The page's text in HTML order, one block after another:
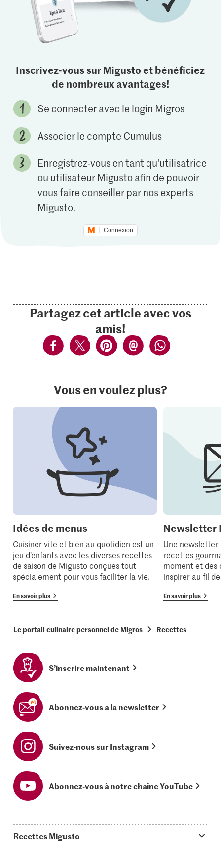
Inscrivez-vous sur Migusto et bénéficiez
de nombreux avantages!
Se connecter avec le login Migros
Associer le compte Cumulus
Enregistrez-vous en tant qu'utilisatrice
ou utilisateur Migusto afin de pouvoir
vous faire conseiller par nos experts
Migusto.
Connexion
Partagez cet article avec vos
amis!
Vous en voulez plus?
Idées de menus
Cuisiner vite et bien au quotidien est un
jeu d’enfants avec les diverses recettes
de saison de Migusto conçues tout
spécialement pour vous faciliter la vie.
En savoir plus
Newsletter
Une newsletter
recettes
moment et des
inspirer au fil
En savoir plus
Le portail culinaire personnel de Migros Recettes
S’inscrire maintenant
Abonnez-vous à la newsletter
Suivez-nous sur Instagram
Abonnez-vous à notre chaîne YouTube
Recettes Migusto